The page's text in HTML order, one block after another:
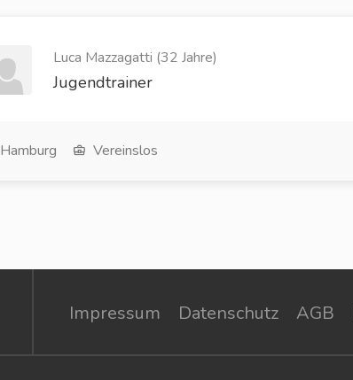
Luca Mazzagatti (32 Jahre)
Jugendtrainer
Hamburg Vereinslos
Impressum Datenschutz AGB